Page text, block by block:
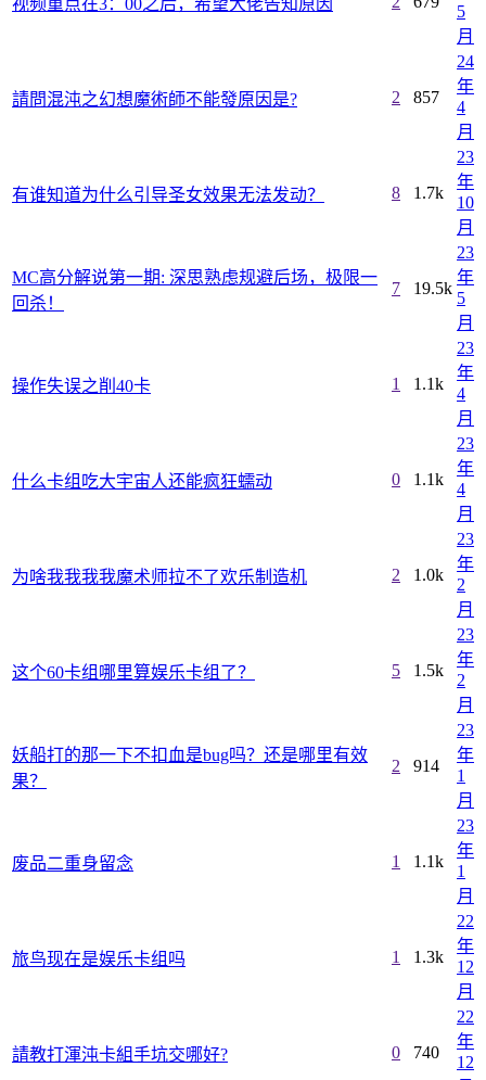
视频重点在3：00之后，希望大佬告知原因
5
月
請問混沌之幻想魔術師不能發原因是? 2 857
24
年
4
月
有谁知道为什么引导圣女效果无法发动？ 8 1.7k
23
年
10
月
MC高分解说第一期: 深思熟虑规避后场，极限一
回杀！
7 19.5k
23
年
5
月
操作失误之削40卡 1 1.1k
23
年
4
月
什么卡组吃大宇宙人还能疯狂蠕动 0 1.1k
23
年
4
月
为啥我我我我魔术师拉不了欢乐制造机 2 1.0k
23
年
2
月
这个60卡组哪里算娱乐卡组了？ 5 1.5k
23
年
2
月
妖船打的那一下不扣血是bug吗？还是哪里有效
果？
2 914
23
年
1
月
废品二重身留念 1 1.1k
23
年
1
月
旅鸟现在是娱乐卡组吗 1 1.3k
22
年
12
月
請教打渾沌卡組手坑交哪好? 0 740
22
年
12